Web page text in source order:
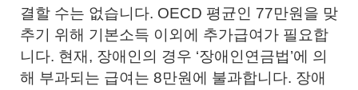
결할 수는 없습니다. OECD 평균인 77만원을 맞
추기 위해 기본소득 이외에 추가급여가 필요합
니다. 현재, 장애인의 경우 ‘장애인연금법’에 의
해 부과되는 급여는 8만원에 불과합니다. 장애